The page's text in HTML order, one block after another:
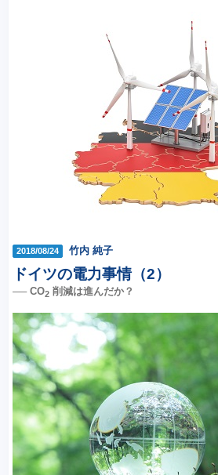
2018/08/24 竹内 純子
ドイツの電力事情（2）
── CO2削減は進んだか？